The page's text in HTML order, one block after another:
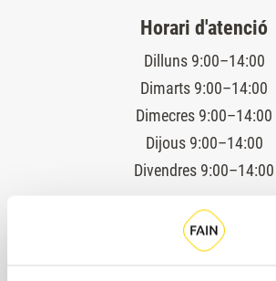
Horari d'atenció
Dilluns 9:00–14:00
Dimarts 9:00–14:00
Dimecres 9:00–14:00
Dijous 9:00–14:00
Divendres 9:00–14:00
Servei tècnic 24 hores